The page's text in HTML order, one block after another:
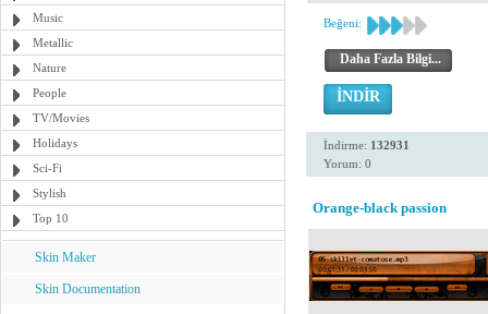
Music
Metallic
Nature
People
TV/Movies
Holidays
Sci-Fi
Stylish
Top 10
Skin Maker
Skin Documentation
Beğeni:
Daha Fazla Bilgi...
İNDİR
İndirme: 132931
Yorum: 0
Orange-black passion